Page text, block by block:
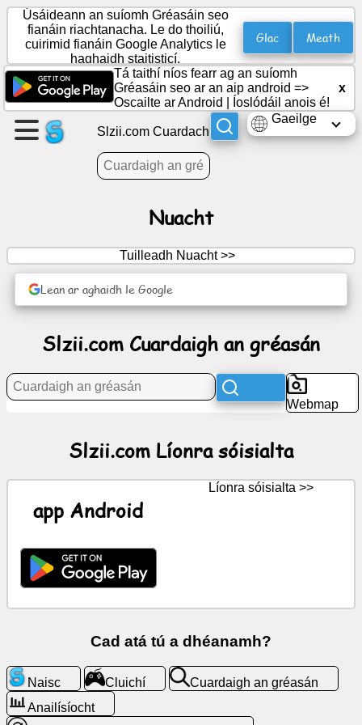
Cruthaigh
leathanach
Cruthaigh
grúpa
oibre
Nuacht
in
Vicí
Cuardaigh
an
Úsáideann an suíomh Gréasáin seo
fianáin riachtanacha. Le do thoiliú,
cuirimid fianáin Google Analytics le
haghaidh staitisticí.
Glac Meath
Tá taithí níos fearr ag an suíomh
Gréasáin seo ar an aip android =>
Oscailte ar Android
Íoslódáil anois é!
x
Gaeilge
Slzii.com Cuardach
Nuacht
Tuilleadh Nuacht >>
Lean ar aghaidh le Google
Slzii.com Cuardaigh an gréasán
Webmap
Slzii.com Líonra sóisialta
app Android
Líonra sóisialta >>
Cad atá tú a dhéanamh?
Naisc Cluichí
Cuardaigh an gréasán
Anailísíocht